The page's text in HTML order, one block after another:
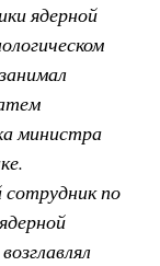
ядерной
министра
по